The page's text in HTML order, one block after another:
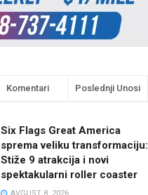
Komentari Poslednji Unosi
Six Flags Great America
sprema veliku transformaciju:
Stiže 9 atrakcija i novi
spektakularni roller coaster